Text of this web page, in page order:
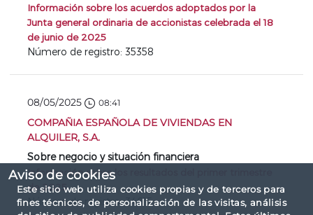
Aviso de cookies
Este sitio web utiliza cookies propias y de terceros para
fines técnicos, de personalización de las visitas, análisis
Información sobre los acuerdos adoptados por la
Junta general ordinaria de accionistas celebrada el 18
de junio de 2025
Número de registro: 35358
08/05/2025 08:41
COMPAÑIA ESPAÑOLA DE VIVIENDAS EN
ALQUILER, S.A.
Sobre negocio y situación financiera
Información sobre los resultados del primer trimestre
de 2025
Número de registro: 34615